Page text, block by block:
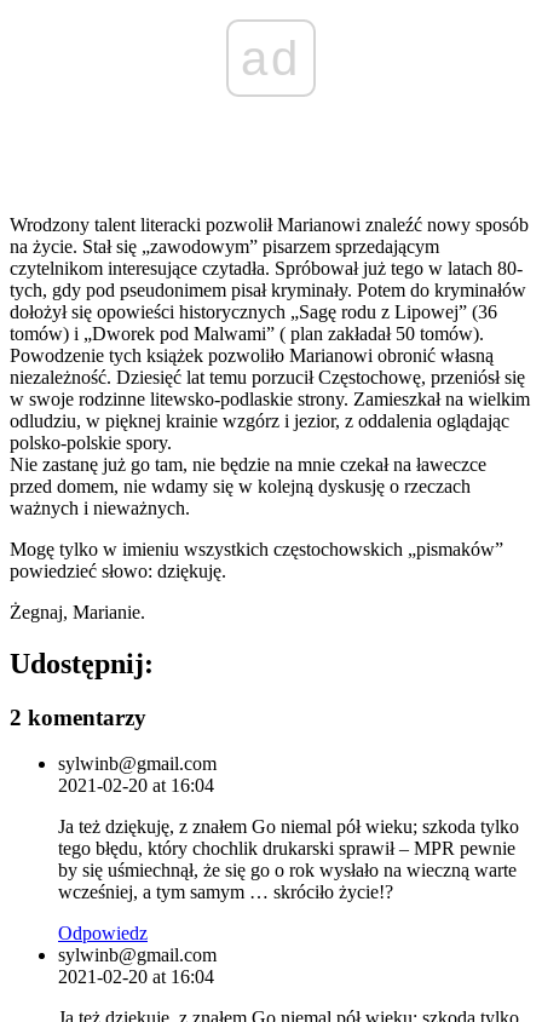
ad
Wrodzony talent literacki pozwolił Marianowi znaleźć nowy sposób
na życie. Stał się „zawodowym” pisarzem sprzedającym
czytelnikom interesujące czytadła. Spróbował już tego w latach 80-
tych, gdy pod pseudonimem pisał kryminały. Potem do kryminałów
dołożył się opowieści historycznych „Sagę rodu z Lipowej” (36
tomów) i „Dworek pod Malwami” ( plan zakładał 50 tomów).
Powodzenie tych książek pozwoliło Marianowi obronić własną
niezależność. Dziesięć lat temu porzucił Częstochowę, przeniósł się
w swoje rodzinne litewsko-podlaskie strony. Zamieszkał na wielkim
odludziu, w pięknej krainie wzgórz i jezior, z oddalenia oglądając
polsko-polskie spory.
Nie zastanę już go tam, nie będzie na mnie czekał na ławeczce
przed domem, nie wdamy się w kolejną dyskusję o rzeczach
ważnych i nieważnych.
Mogę tylko w imieniu wszystkich częstochowskich „pismaków”
powiedzieć słowo: dziękuję.
Żegnaj, Marianie.
Udostępnij:
2 komentarzy
sylwinb@gmail.com
2021-02-20 at 16:04
Ja też dziękuję, z znałem Go niemal pół wieku; szkoda tylko
tego błędu, który chochlik drukarski sprawił – MPR pewnie
by się uśmiechnął, że się go o rok wysłało na wieczną warte
wcześniej, a tym samym … skróciło życie!?
Odpowiedz
sylwinb@gmail.com
2021-02-20 at 16:04